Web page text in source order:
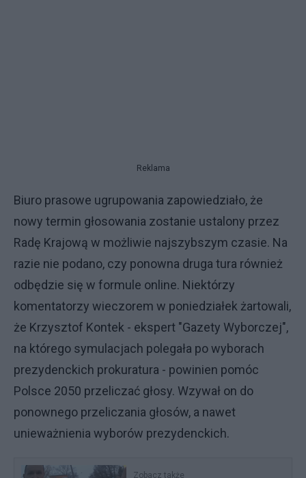
Reklama
Biuro prasowe ugrupowania zapowiedziało, że
nowy termin głosowania zostanie ustalony przez
Radę Krajową w możliwie najszybszym czasie. Na
razie nie podano, czy ponowna druga tura również
odbędzie się w formule online. Niektórzy
komentatorzy wieczorem w poniedziałek żartowali,
że Krzysztof Kontek - ekspert "Gazety Wyborczej",
na którego symulacjach polegała po wyborach
prezydenckich prokuratura - powinien pomóc
Polsce 2050 przeliczać głosy. Wzywał on do
ponownego przeliczania głosów, a nawet
unieważnienia wyborów prezydenckich.
Zobacz także